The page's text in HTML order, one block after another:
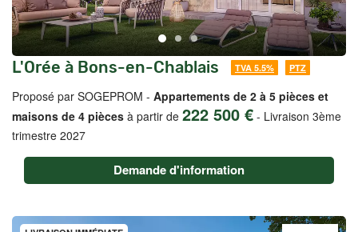
L'Orée à Bons-en-Chablais TVA 5.5% PTZ
Proposé par SOGEPROM - Appartements de 2 à 5 pièces et
maisons de 4 pièces à partir de 222 500 € - Livraison 3ème
trimestre 2027
Demande d'information